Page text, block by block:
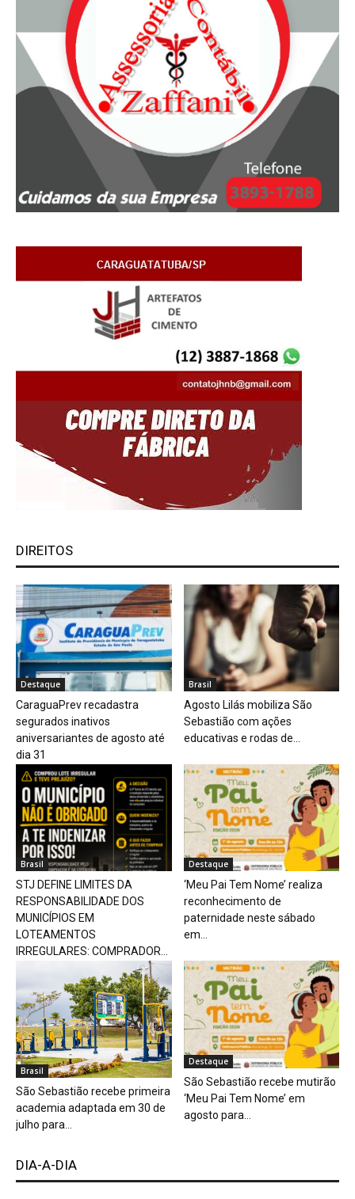
DIREITOS
Destaque
CaraguaPrev recadastra
segurados inativos
aniversariantes de agosto até
dia 31
Brasil
Agosto Lilás mobiliza São
Sebastião com ações
educativas e rodas de...
Brasil
STJ DEFINE LIMITES DA
RESPONSABILIDADE DOS
MUNICÍPIOS EM
LOTEAMENTOS
IRREGULARES: COMPRADOR...
Destaque
‘Meu Pai Tem Nome’ realiza
reconhecimento de
paternidade neste sábado
em...
Brasil
São Sebastião recebe primeira
academia adaptada em 30 de
julho para...
Destaque
São Sebastião recebe mutirão
‘Meu Pai Tem Nome’ em
agosto para...
DIA-A-DIA